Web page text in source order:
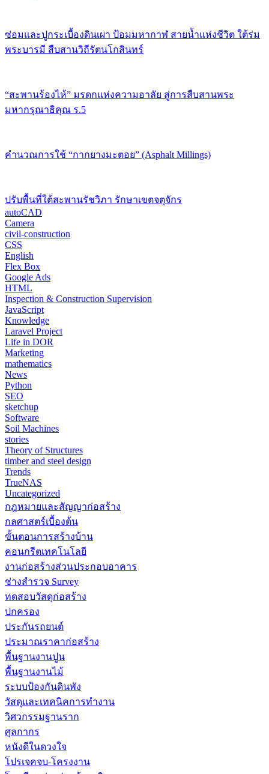
ซ่อมและปูกระเบื้องดินเผา ป้อมมหากาฬ สายน้ำแห่งชีวิต ใต้ร่ม
พระบารมี สืบสานวิถีรัตนโกสินทร์
“สะพานร้องไห้” มรดกแห่งความอาลัย สู่การสืบสานพระ
มหากรุณาธิคุณ ร.5
คำนวณการใช้ “กากยางมะตอย” (Asphalt Millings)
ปรับพื้นที่ใต้สะพานรัชวิภา รักษาเขตจตุจักร
autoCAD
Camera
civil-construction
CSS
English
Flex Box
Google Ads
HTML
Inspection & Construction Supervision
JavaScript
Knowledge
Laravel Project
Life in DOR
Marketing
mathematics
News
Python
SEO
sketchup
Software
Soil Machines
stories
Theory of Structures
timber and steel design
Trends
TrueNAS
Uncategorized
กฎหมายและสัญญาก่อสร้าง
กลศาสตร์เบื้องต้น
ขั้นตอนการสร้างบ้าน
คอนกรีตเทคโนโลยี
งานก่อสร้างส่วนประกอบอาคาร
ช่างสำรวจ Survey
ทดสอบวัสดุก่อสร้าง
ปกครอง
ประกันรถยนต์
ประมาณราคาก่อสร้าง
พื้นฐานงานปูน
พื้นฐานงานไม้
ระบบป้องกันดินพัง
วัสดุและเทคนิคการทำงาน
วิศวกรรมฐานราก
ศุลกากร
หนังดีในดวงใจ
โปรเจคจบ-โครงงาน